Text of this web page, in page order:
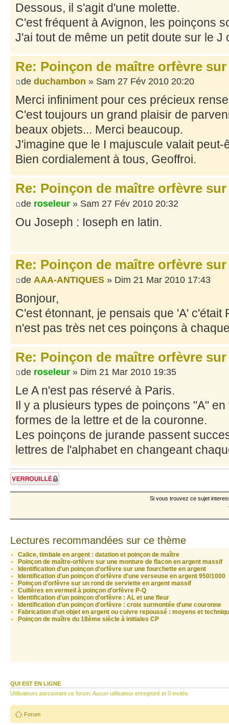
Dessous, il s'agit d'une molette.
C'est fréquent à Avignon, les poinçons
J'ai tout de même un petit doute sur le
Re: Poinçon de maître orfèvre
de duchambon » Sam 27 Fév 2010 20:20
Merci infiniment pour ces précieux
C'est toujours un grand plaisir de
beaux objets... Merci beaucoup.
J'imagine que le I majuscule valait peut-
Bien cordialement à tous, Geoffroi.
Re: Poinçon de maître orfèvre
de roseleur » Sam 27 Fév 2010 20:32
Ou Joseph : Ioseph en latin.
Re: Poinçon de maître orfèvre
de AAA-ANTIQUES » Dim 21 Mar 2010 17:43
Bonjour,
C'est étonnant, je pensais que 'A' c'était
n'est pas très net ces poinçons à
Re: Poinçon de maître orfèvre
de roseleur » Dim 21 Mar 2010 19:35
Le A n'est pas réservé à Paris.
Il y a plusieurs types de poinçons "A"
formes de la lettre et de la couronne.
Les poinçons de jurande passent
lettres de l'alphabet en changeant
Sujet verrouillé
Si vous trouvez ce sujet
Lectures recommandées sur ce thème
Calice, timbale en argent : datation et poinçon de maître
Poinçon de maître-orfèvre sur une monture de flacon en argent massif
Identification d'un poinçon d'orfèvre sur une fourchette en argent
Identification d'un poinçon d'orfèvre d'une verseuse en argent 950/1000
Poinçon d'orfèvre sur un rond de serviette en argent massif
Cuillères en vermeil à poinçon d'orfèvre P-Q
Identification d'un poinçon d'orfèvre : AL et une fleur
Identification d'un poinçon d'orfèvre : croix surmontée d'une couronne
Fabrication d'un objet en argent ou cuivre repoussé : moyens et
Poinçon de maître du 18ème siècle à initiales CP
QUI EST EN LIGNE
Utilisateurs parcourant ce forum: Aucun utilisateur enregistré et 0 invités
Forum